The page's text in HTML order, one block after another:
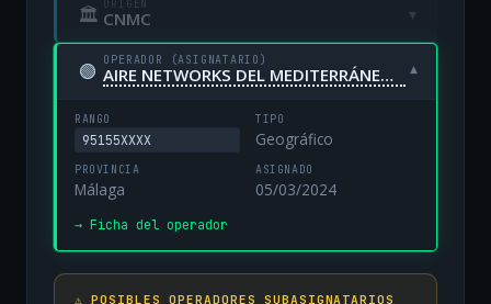
🏛 ORIGEN
CNMC ▾
🟢 OPERADOR (ASIGNATARIO)
AIRE NETWORKS DEL MEDITERRÁNEO, S.L. UNIPERSONAL ▾
RANGO
95155XXXX
TIPO
Geográfico
PROVINCIA
Málaga
ASIGNADO
05/03/2024
→ Ficha del operador
⚠️ POSIBLES OPERADORES SUBASIGNATARIOS